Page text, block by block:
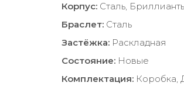
Корпус: Сталь,
Браслет: Сталь
Застёжка: Раскладная
Состояние: Новые
Комплектация: Коробка,